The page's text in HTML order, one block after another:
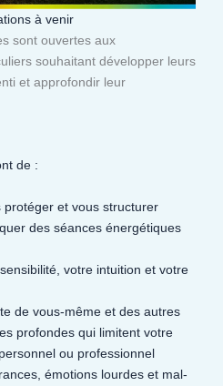
à venir
sont ouvertes aux
souhaitant développer leurs
et approfondir leur
de :
protéger et vous structurer
des séances énergétiques
votre intuition et votre
de vous-même et des autres
profondes qui limitent votre
ou professionnel
émotions lourdes et mal-